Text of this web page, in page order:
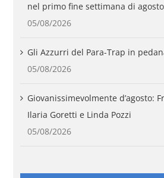
nel primo fine settimana di agosto
05/08/2026
Gli Azzurri del Para-Trap in
05/08/2026
Giovanissimevolmente d’agosto:
Ilaria Goretti e Linda Pozzi
05/08/2026